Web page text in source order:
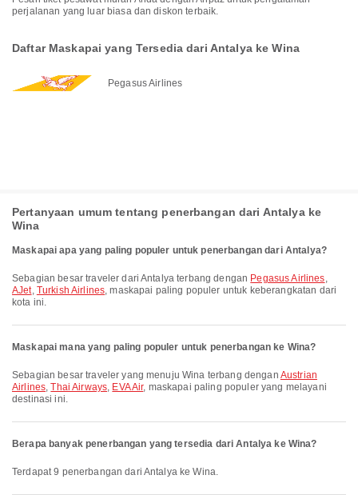
perjalanan yang luar biasa dan diskon terbaik.
Daftar Maskapai yang Tersedia dari Antalya ke Wina
Pegasus Airlines
Pertanyaan umum tentang penerbangan dari Antalya ke
Wina
Maskapai apa yang paling populer untuk penerbangan dari Antalya?
Sebagian besar traveler dari Antalya terbang dengan Pegasus Airlines,
AJet, Turkish Airlines, maskapai paling populer untuk keberangkatan dari
kota ini.
Maskapai mana yang paling populer untuk penerbangan ke Wina?
Sebagian besar traveler yang menuju Wina terbang dengan Austrian
Airlines,Thai Airways, EVA Air, maskapai paling populer yang melayani
destinasi ini.
Berapa banyak penerbangan yang tersedia dari Antalya ke Wina?
Terdapat 9 penerbangan dari Antalya ke Wina.